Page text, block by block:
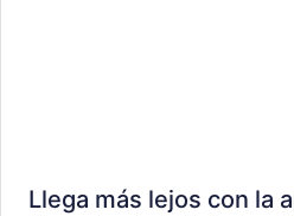
Llega más lejos con la